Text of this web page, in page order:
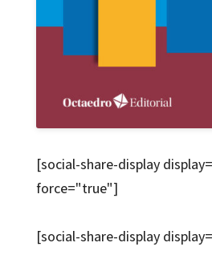
[social-share-display
force="true"]
[social-share-display